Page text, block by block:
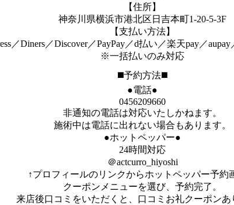
【住所】
神奈川県横浜市港北区日吉本町1-20-5-3F
【支払い方法】
／Diners／Discover／PayPay／d払い／楽天pay／
※一括払いのみ対応
◼️予約方法◼️
●電話●
0456209660
非通知の電話は対応いたしかねます。
施術中は電話に出れない場合もあります。
●ホットペッパー●
24時間対応
＠actcurro_hiyoshi
↑プロフィールのリンクからホットペッパー予約
クーポンメニューを選び、予約完了。
来店後口コミをいただくと、口コミお礼クーポンあ